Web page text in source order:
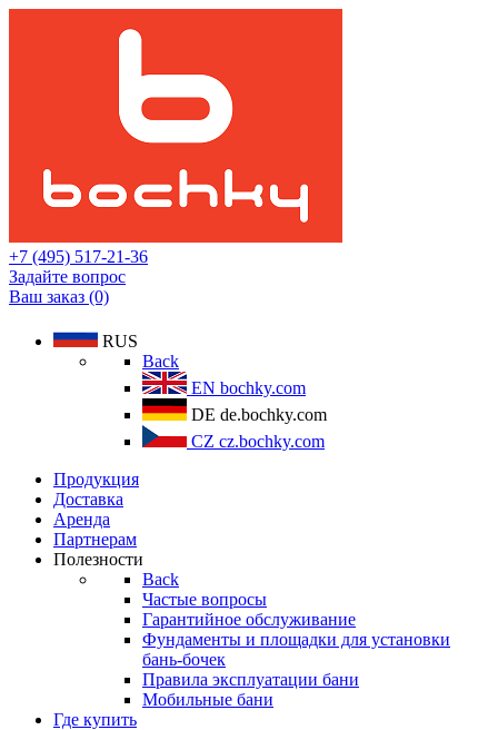
+7 (495) 517-21-36
Задайте вопрос
Ваш заказ (0)
RUS
Back
EN bochky.com
DE de.bochky.com
CZ cz.bochky.com
Продукция
Доставка
Аренда
Партнерам
Полезности
Back
Частые вопросы
Гарантийное обслуживание
Фундаменты и площадки для установки
бань-бочек
Правила эксплуатации бани
Мобильные бани
Где купить